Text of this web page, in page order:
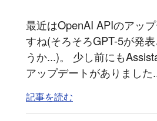
最近はOpenAI APIのアッ
すね(そろそろGPT-5が発
うか...)。 少し前にも
アップデートがありました
記事を読む